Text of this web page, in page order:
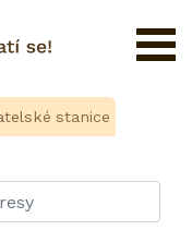
stanice